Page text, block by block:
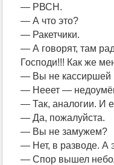
— РВСН.
— А что это?
— Ракетчики.
— А говорят, там
Господи!!! Как же
— Вы не кассиршей
— Нееет —
— Так, аналогии. И
— Да, пожалуйста.
— Вы не замужем?
— Нет, в разводе. А
— Спор вышел